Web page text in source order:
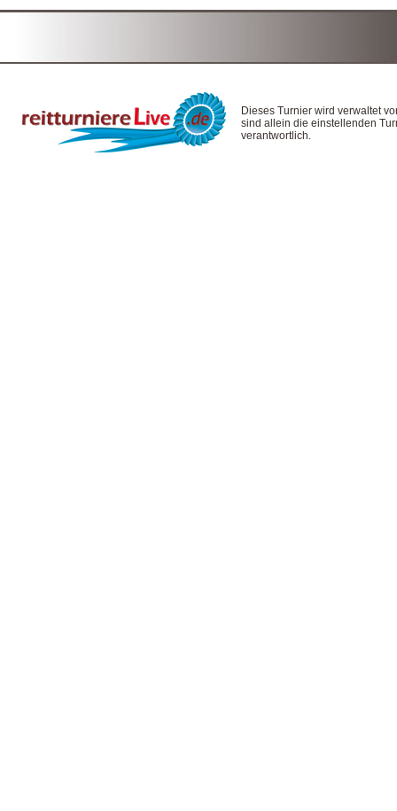
Dieses Turnier wird verwaltet
sind allein die einstellenden
verantwortlich.